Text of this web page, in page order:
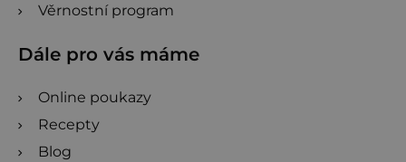
Věrnostní program
Dále pro vás máme
Online poukazy
Recepty
Blog